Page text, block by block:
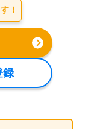
057-727
978-186
！